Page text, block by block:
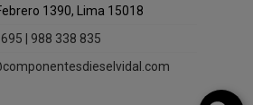
1390, Lima 15018
| 988 338 835